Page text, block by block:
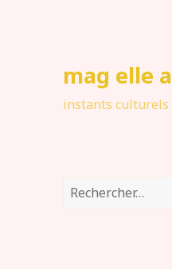
mag elle
instants culturels
Rechercher :